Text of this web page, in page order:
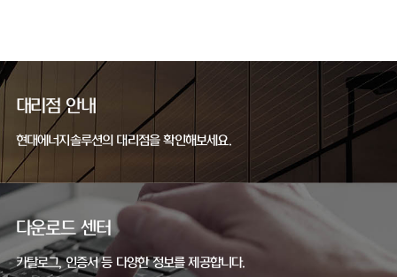
대리점 안내
현대에너지솔루션의 대리점을 확인해보세요.
다운로드 센터
카탈로그, 인증서 등 다양한 정보를 제공합니다.